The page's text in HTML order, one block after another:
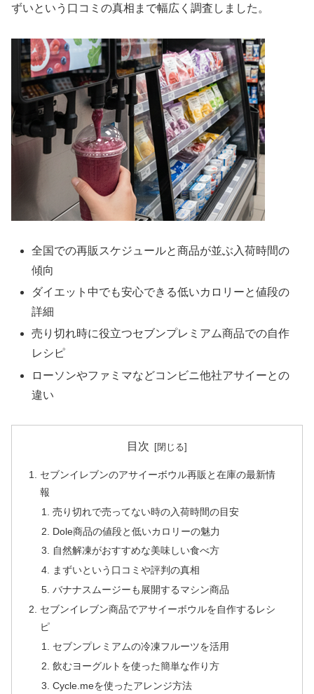
ずいという口コミの真相まで幅広く調査しました。
全国での再販スケジュールと商品が並ぶ入荷時間の
傾向
ダイエット中でも安心できる低いカロリーと値段の
詳細
売り切れ時に役立つセブンプレミアム商品での自作
レシピ
ローソンやファミマなどコンビニ他社アサイーとの
違い
目次
セブンイレブンのアサイーボウル再販と在庫の最新情
報
売り切れで売ってない時の入荷時間の目安
Dole商品の値段と低いカロリーの魅力
自然解凍がおすすめな美味しい食べ方
まずいという口コミや評判の真相
バナナスムージーも展開するマシン商品
セブンイレブン商品でアサイーボウルを自作するレシ
ピ
セブンプレミアムの冷凍フルーツを活用
飲むヨーグルトを使った簡単な作り方
Cycle.meを使ったアレンジ方法